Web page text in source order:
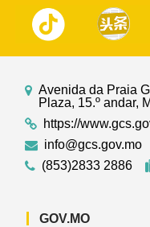
Avenida da Praia
Plaza, 15.º andar,
https://
info@gcs.gov.mo
(853)2833 2886
GOV.MO